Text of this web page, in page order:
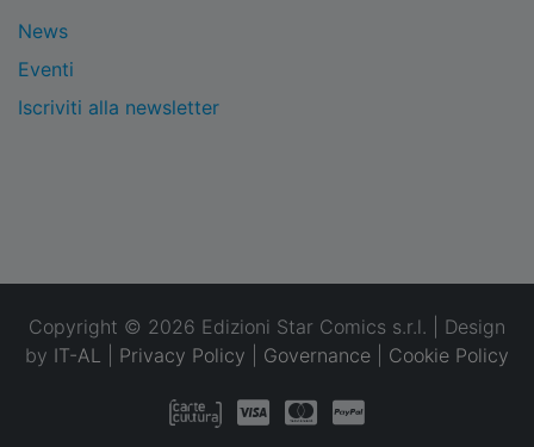
News
Eventi
Iscriviti alla newsletter
Copyright © 2026 Edizioni Star Comics s.r.l. | Design
by IT-AL Privacy Policy Governance Cookie Policy